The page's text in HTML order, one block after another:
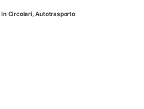
In Circolari,Autotrasporto